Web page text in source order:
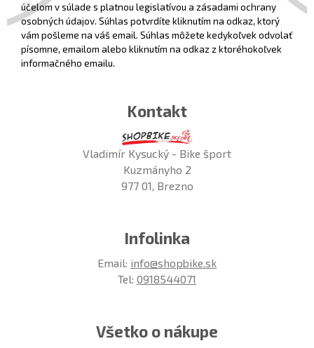
účelom v súlade s platnou legislatívou a zásadami ochrany
osobných údajov. Súhlas potvrdíte kliknutím na odkaz, ktorý
vám pošleme na váš email. Súhlas môžete kedykoľvek odvolať
písomne, emailom alebo kliknutím na odkaz z ktoréhokoľvek
informačného emailu.
Kontakt
Vladimír Kysucký - Bike šport
Kuzmányho 2
977 01, Brezno
Infolinka
Email: info@shopbike.sk
Tel: 0918544071
Všetko o nákupe